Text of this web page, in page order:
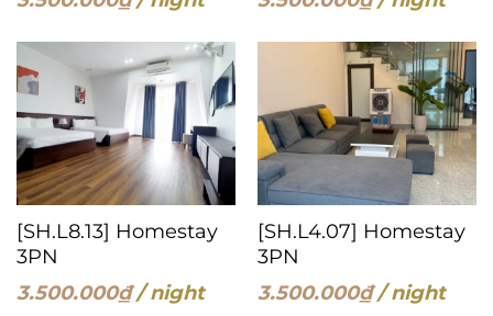
[SH.L8.13] Homestay
3PN
3.500.000₫/ night
[SH.L4.07] Homestay
3PN
3.500.000₫/ night